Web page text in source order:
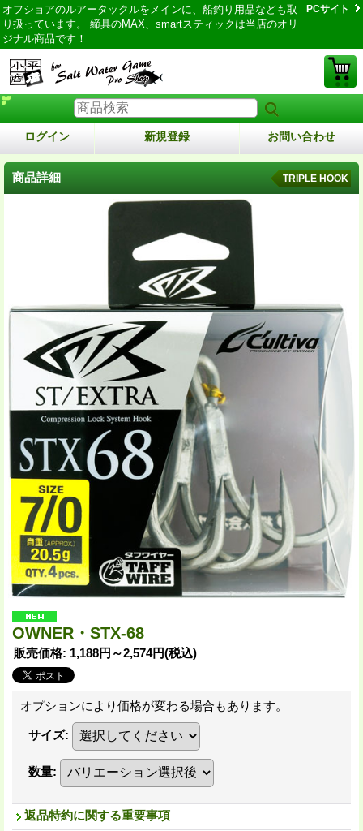
オフショアのルアータックルをメインに、船釣り用品なども取
り扱っています。 締具のMAX、smartスティックは当店のオリ
ジナル商品です！
PCサイト
ログイン 新規登録 お問い合わせ
商品詳細 TRIPLE HOOK
OWNER・STX-68
販売価格: 1,188円～2,574円(税込)
オプションにより価格が変わる場合もあります。
サイズ:
数量:
返品特約に関する重要事項